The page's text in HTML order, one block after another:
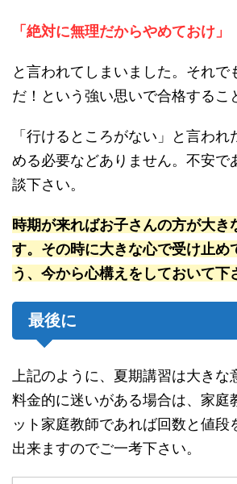
「絶対に無理だからやめておけ」
と言われてしまいました。それで
だ！という強い思いで合格するこ
「行けるところがない」と言わ
める必要などありません。不安で
談下さい。
時期が来ればお子さんの方が大き
す。その時に大きな心で受け止め
う、今から心構えをしておいて下
最後に
上記のように、夏期講習は大きな
料金的に迷いがある場合は、家庭
ット家庭教師であれば回数と値段
出来ますのでご一考下さい。